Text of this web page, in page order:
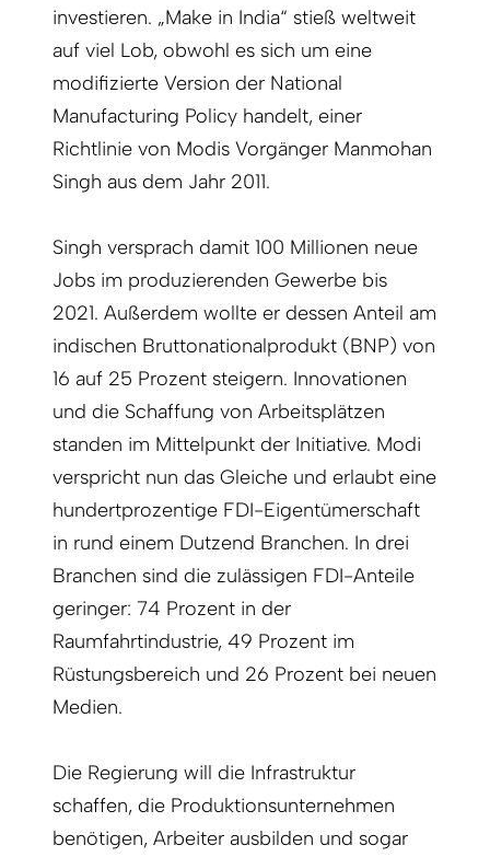
investieren. „Make in India“ stieß weltweit
auf viel Lob, obwohl es sich um eine
modifizierte Version der National
Manufacturing Policy handelt, einer
Richtlinie von Modis Vorgänger Manmohan
Singh aus dem Jahr 2011.
Singh versprach damit 100 Millionen neue
Jobs im produzierenden Gewerbe bis
2021. Außerdem wollte er dessen Anteil am
indischen Bruttonationalprodukt (BNP) von
16 auf 25 Prozent steigern. Innovationen
und die Schaffung von Arbeitsplätzen
standen im Mittelpunkt der Initiative. Modi
verspricht nun das Gleiche und erlaubt eine
hundertprozentige FDI-Eigentümerschaft
in rund einem Dutzend Branchen. In drei
Branchen sind die zulässigen FDI-Anteile
geringer: 74 Prozent in der
Raumfahrtindustrie, 49 Prozent im
Rüstungsbereich und 26 Prozent bei neuen
Medien.
Die Regierung will die Infrastruktur
schaffen, die Produktionsunternehmen
benötigen, Arbeiter ausbilden und sogar